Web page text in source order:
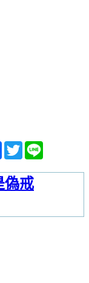
Facebook
Twitter
戒